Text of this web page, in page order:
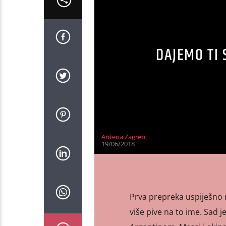
DAJEMO TI
Antena Zagreb
19/06/2018
Prva prepreka
više pive na to ime. Sad